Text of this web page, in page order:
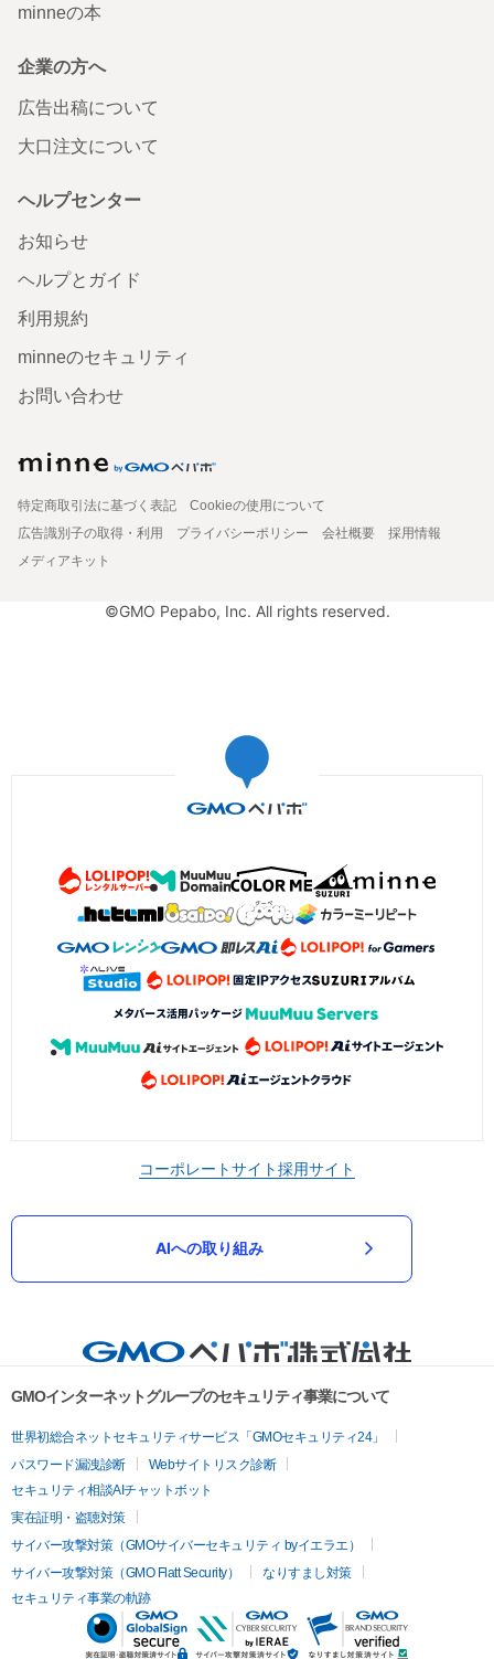
minneの本
企業の方へ
広告出稿について
大口注文について
ヘルプセンター
お知らせ
ヘルプとガイド
利用規約
minneのセキュリティ
お問い合わせ
特定商取引法に基づく表記
Cookieの使用について
広告識別子の取得・利用
プライバシーポリシー 会社概要
採用情報
メディアキット
©GMO Pepabo, Inc. All rights reserved.
コーポレートサイト採用サイト
AIへの取り組み
GMOインターネットグループのセキュリティ事業について
世界初総合ネットセキュリティサービス「GMOセキュリティ24」
パスワード漏洩診断
Webサイトリスク診断
セキュリティ相談AIチャットボット
実在証明・盗聴対策
サイバー攻撃対策（GMOサイバーセキュリティ byイエラエ）
サイバー攻撃対策（GMO Flatt Security）
なりすまし対策
セキュリティ事業の軌跡